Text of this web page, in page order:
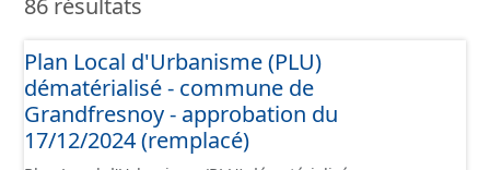
86 résultats
Plan Local d'Urbanisme (PLU)
dématérialisé - commune de
Grandfresnoy - approbation du
17/12/2024 (remplacé)